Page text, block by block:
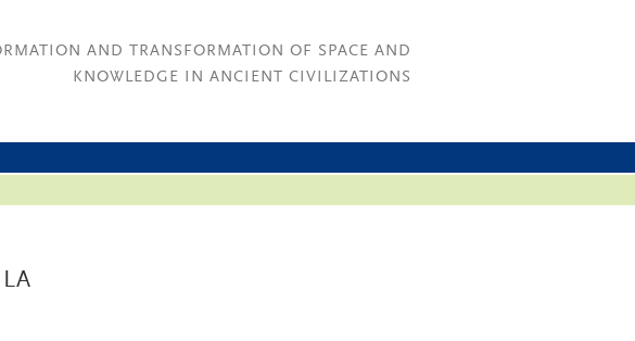
AND TRANSFORMATION OF SPACE AND
KNOWLEDGE IN ANCIENT CIVILIZATIONS